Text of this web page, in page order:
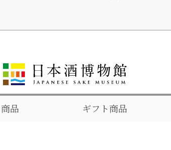
品 ギフト商品